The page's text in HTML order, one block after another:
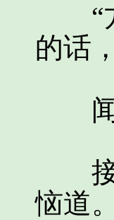
“方
的话
闻
接
恼道。